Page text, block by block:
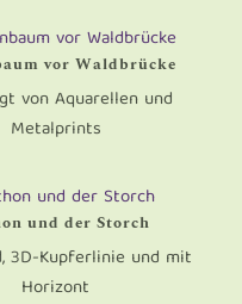
vor Waldbrücke
von Aquarellen und
Metalprints
und der Storch
3D-Kupferlinie und mit
Horizont